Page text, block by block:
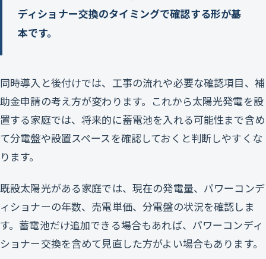
ディショナー交換のタイミングで確認する形が基
本です。
同時導入と後付けでは、工事の流れや必要な確認項目、補
助金申請の考え方が変わります。これから太陽光発電を設
置する家庭では、将来的に蓄電池を入れる可能性まで含め
て分電盤や設置スペースを確認しておくと判断しやすくな
ります。
既設太陽光がある家庭では、現在の発電量、パワーコンデ
ィショナーの年数、売電単価、分電盤の状況を確認しま
す。蓄電池だけ追加できる場合もあれば、パワーコンディ
ショナー交換を含めて見直した方がよい場合もあります。